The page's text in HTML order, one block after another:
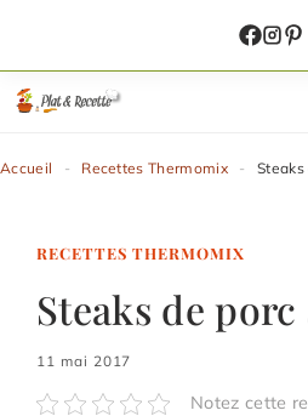
contenu
Accueil - Recettes Thermomix - Steaks
RECETTES THERMOMIX
Steaks de
11 mai 2017
Notez cette